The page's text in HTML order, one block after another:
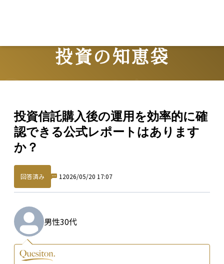
投資の知恵袋
投資信託購入後の運用を効率的に確
認できる公式レポートはあります
か？
回答済み 1 2026/05/20 17:07
男性30代